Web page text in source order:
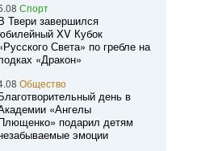
Спорт
Твери завершился
XV Кубок
Света» по гребле на
«Дракон»
Общество
день в
«Ангелы
подарил детям
эмоции